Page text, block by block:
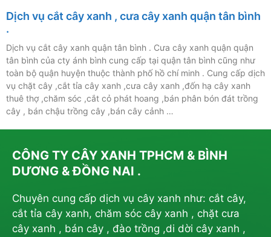
Dịch vụ cắt cây xanh , cưa cây xanh quận tân bình
.
Dịch vụ cắt cây xanh quận tân bình . Cưa cây xanh quận quận
tân bình của cty ánh bình cung cấp tại quận tân bình cũng như
toàn bộ quận huyện thuộc thành phố hồ chí minh . Cung cấp dịch
vụ chặt cây ,cắt tỉa cây xanh ,cưa cây xanh ,đốn hạ cây xanh
thuê thợ ,chăm sóc ,cắt cỏ phát hoang ,bán phân bón đát trồng
cây , bán chậu trồng cây ,bán cây cảnh …
CÔNG TY CÂY XANH TPHCM & BÌNH
DƯƠNG & ĐỒNG NAI .
Chuyên cung cấp dịch vụ cây xanh như: cắt cây,
cắt tỉa cây xanh, chăm sóc cây xanh , chặt cưa
cây xanh , bán cây , đào trồng ,di dời cây xanh ,